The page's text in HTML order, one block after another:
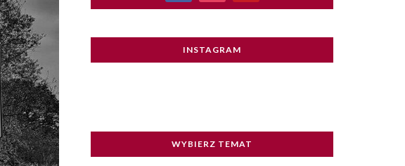
INSTAGRAM
WYBIERZ TEMAT